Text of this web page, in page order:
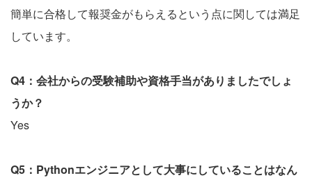
簡単に合格して報奨金がもらえるという点に関しては満足
しています。
Q4：会社からの受験補助や資格手当がありましたでしょ
うか？
Yes
Q5：Pythonエンジニアとして大事にしていることはなん